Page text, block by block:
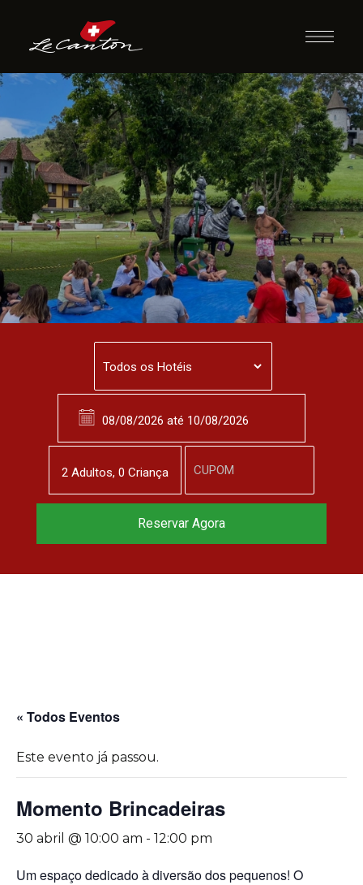
Momento
Brincadeiras
« Todos Eventos
Este evento já passou.
Momento Brincadeiras
30 abril @ 10:00 am - 12:00 pm
Um espaço dedicado à diversão dos pequenos! O
2 Adultos, 0 Criança
Reservar Agora